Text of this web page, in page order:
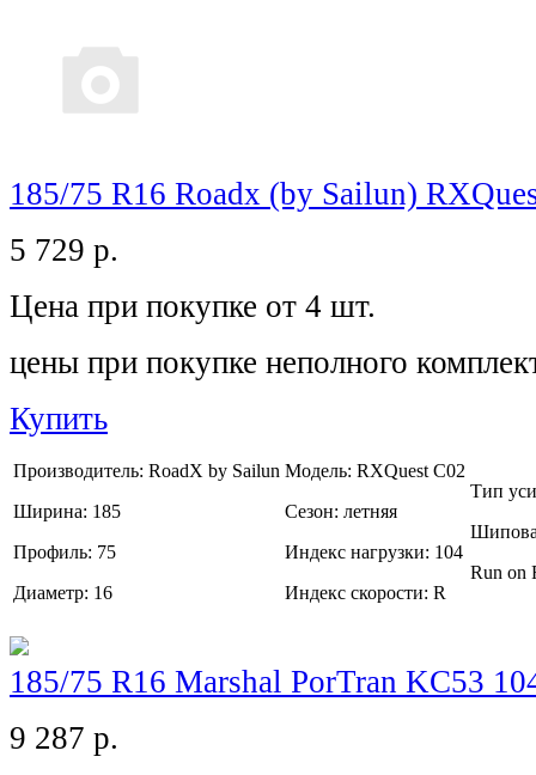
185/75 R16 Roadx (by Sailun)
5 729 р.
Цена при покупке от 4 шт.
цены при покупке неполного
Купить
Производитель: RoadX by Sailun
Ширина: 185
Профиль: 75
Диаметр: 16
Модель: RXQuest C02
Сезон: летняя
Индекс нагрузки: 104
Индекс скорости: R
Тип
Run on
185/75 R16 Marshal PorTran KC53
9 287 р.